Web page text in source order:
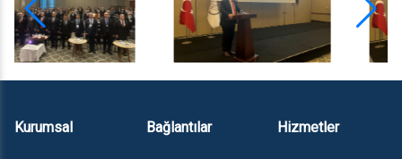
Kurumsal Bağlantılar Hizmetler